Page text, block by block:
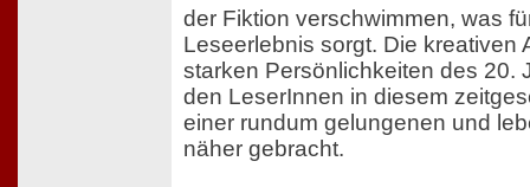
der Fiktion verschwimmen, was
Leseerlebnis sorgt. Die kreativen
starken Persönlichkeiten des 20.
den LeserInnen in diesem
einer rundum gelungenen und
näher gebracht.